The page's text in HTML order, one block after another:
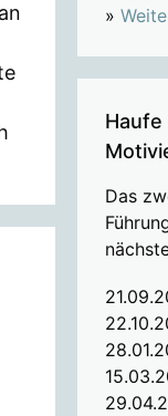
»
Haufe
Das